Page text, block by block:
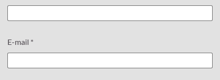
E-mail *